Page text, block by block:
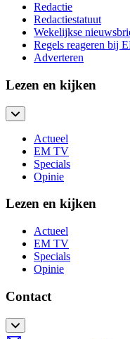
Redactie
Redactiestatuut
Wekelijkse
Regels reageren bij
Adverteren
Lezen en kijken
Actueel
EM TV
Specials
Opinie
Lezen en kijken
Actueel
EM TV
Specials
Opinie
Contact